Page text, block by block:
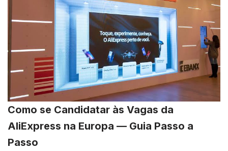
Como se Candidatar às Vagas da
AliExpress na Europa — Guia Passo a
Passo